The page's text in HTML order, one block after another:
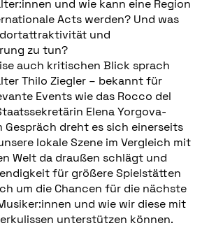
und wie kann eine Region
Acts werden? Und was
und
zu tun?
auch kritischen Blick sprach
Thilo Ziegler – bekannt für
Events wie das Rocco del
Elena Yorgova-
Gespräch dreht es sich einerseits
lokale Szene im Vergleich mit
Welt da draußen schlägt und
für größere Spielstätten
um die Chancen für die nächste
und wie wir diese mit
unterstützen können.